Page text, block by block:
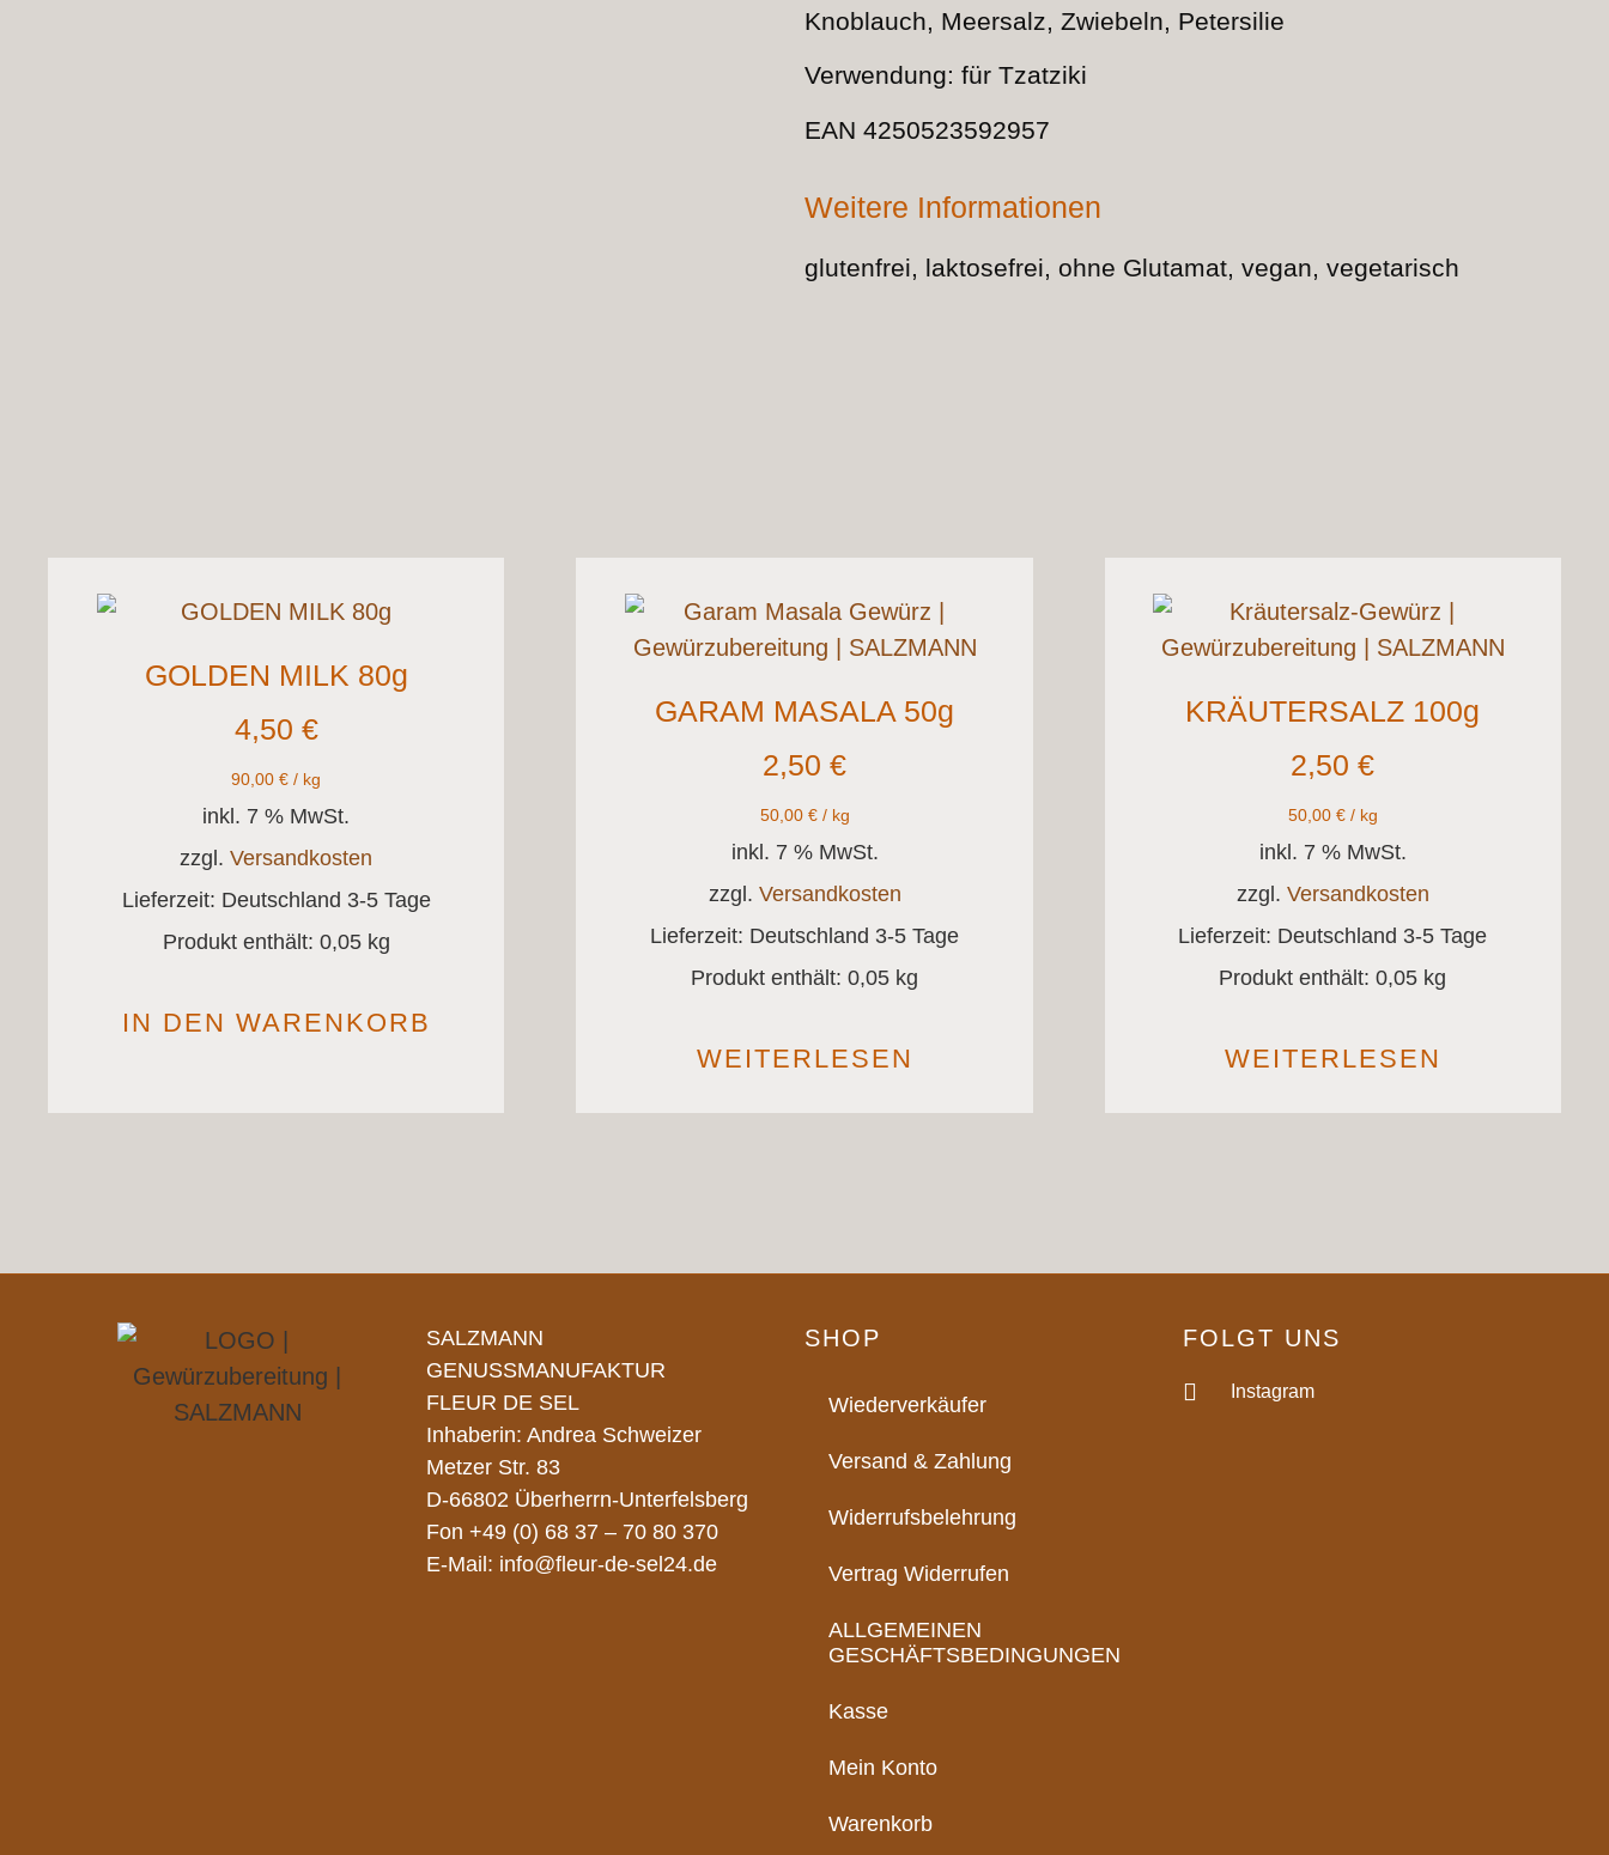
Knoblauch, Meersalz, Zwiebeln, Petersilie
Verwendung: für Tzatziki
EAN 4250523592957
Weitere Informationen
glutenfrei, laktosefrei, ohne Glutamat, vegan, vegetarisch
GOLDEN MILK 80g
4,50 €
90,00€ / kg
inkl. 7 % MwSt.
zzgl.Versandkosten
Lieferzeit: Deutschland 3-5 Tage
Produkt enthält: 0,05 kg
IN DEN WARENKORB
GARAM MASALA 50g
2,50 €
50,00 €/ kg
inkl. 7 % MwSt.
zzgl. Versandkosten
Lieferzeit: Deutschland 3-5 Tage
Produkt enthält: 0,05 kg
WEITERLESEN
KRÄUTERSALZ 100g
2,50€
50,00 €/ kg
inkl. 7 % MwSt.
zzgl. Versandkosten
Lieferzeit: Deutschland 3-5 Tage
Produkt enthält: 0,05 kg
WEITERLESEN
SALZMANN
GENUSSMANUFAKTUR
FLEUR DE SEL
Inhaberin: Andrea Schweizer
Metzer Str. 83
D-66802 Überherrn-Unterfelsberg
Fon+49 (0) 68 37 – 70 80 370
E-Mail: info@fleur-de-sel24.de
SHOP
Wiederverkäufer
Versand & Zahlung
Widerrufsbelehrung
Vertrag Widerrufen
ALLGEMEINEN
GESCHÄFTSBEDINGUNGEN
Kasse
Mein Konto
Warenkorb
FOLGT UNS
Instagram